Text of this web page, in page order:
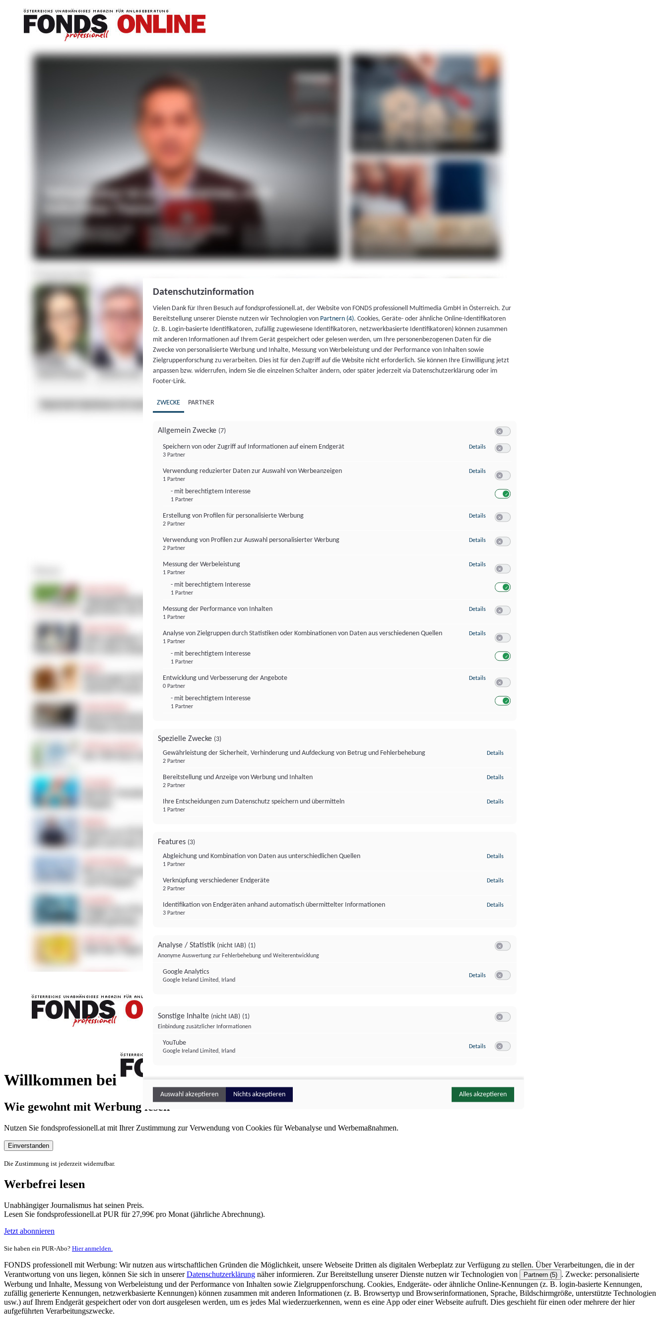
Willkommen bei
FONDS professionell
Wie gewohnt mit Werbung lesen
Nutzen Sie fondsprofessionell.at mit Ihrer Zustimmung zur Verwendung von Cookies für Webanalyse und Werbemaßnahmen.
Einverstanden
Die Zustimmung ist jederzeit widerrufbar.
Werbefrei lesen
Unabhängiger Journalismus hat seinen Preis.
Lesen Sie fondsprofessionell.at PUR für 27,99€ pro Monat (jährliche Abrechnung).
Jetzt abonnieren
Sie haben ein PUR-Abo? Hier anmelden.
FONDS professionell mit Werbung: Wir nutzen aus wirtschaftlichen Gründen die Möglichkeit, unsere Webseite Dritten als digitalen Werbeplatz zur Verfügung zu stellen. Über Verarbeitungen, die in der
Verantwortung von uns liegen, können Sie sich in unsererDatenschutzerklärung näher informieren. Zur Bereitstellung unserer Dienste nutzen wir Technologien von Partnern (5) . Zwecke: personalisierte
Werbung und Inhalte, Messung von Werbeleistung und der Performance von Inhalten sowie Zielgruppenforschung. Cookies, Endgeräte- oder ähnliche Online-Kennungen (z. B. login-basierte Kennungen,
zufällig generierte Kennungen, netzwerkbasierte Kennungen) können zusammen mit anderen Informationen (z. B. Browsertyp und Browserinformationen, Sprache, Bildschirmgröße, unterstützte Technologien
usw.) auf Ihrem Endgerät gespeichert oder von dort ausgelesen werden, um es jedes Mal wiederzuerkennen, wenn es eine App oder einer Webseite aufruft. Dies geschieht für einen oder mehrere der hier
aufgeführten Verarbeitungszwecke.
Datenschutzinformation
Vielen Dank für Ihren Besuch auf fondsprofessionell.at, der Website von FONDS professionell Multimedia GmbH in Österreich. Zur
Bereitstellung unserer Dienste nutzen wir Technologien von Partnern (4). Cookies, Geräte- oder ähnliche Online-Identifikatoren
(z. B. Login-basierte Identifikatoren, zufällig zugewiesene Identifikatoren, netzwerkbasierte Identifikatoren) können zusammen
mit anderen Informationen auf Ihrem Gerät gespeichert oder gelesen werden, um Ihre personenbezogenen Daten für die
Zwecke von personalisierte Werbung und Inhalte, Messung von Werbeleistung und der Performance von Inhalten sowie
Zielgruppenforschung zu verarbeiten. Dies ist für den Zugriff auf die Website nicht erforderlich. Sie können Ihre Einwilligung jetzt
anpassen bzw. widerrufen, indem Sie die einzelnen Schalter ändern, oder später jederzeit via Datenschutzerklärung oder im
Footer-Link.
ZWECKE PARTNER
Allgemein Zwecke (7)
Speichern von oder Zugriff auf Informationen auf einem Endgerät
3 Partner
Details zu Speichern von oder Zugriff auf Informationen auf einem Endgerät
Verwendung reduzierter Daten zur Auswahl von Werbeanzeigen
1 Partner
- mit berechtigtem Interesse
1 Partner
Details zu Verwendung reduzierter Daten zur Auswahl von Werbeanzeigen
Erstellung von Profilen für personalisierte Werbung
2 Partner
Details zu Erstellung von Profilen für personalisierte Werbung
Verwendung von Profilen zur Auswahl personalisierter Werbung
2 Partner
Details zu Verwendung von Profilen zur Auswahl personalisierter Werbung
Messung der Werbeleistung
1 Partner
- mit berechtigtem Interesse
1 Partner
Details zu Messung der Werbeleistung
Messung der Performance von Inhalten
1 Partner
Details zu Messung der Performance von Inhalten
Analyse von Zielgruppen durch Statistiken oder Kombinationen von Daten aus verschiedenen Quellen
1 Partner
- mit berechtigtem Interesse
1 Partner
Details zu Analyse von Zielgruppen durch Statistiken oder Kombinationen von
Entwicklung und Verbesserung der Angebote
0 Partner
- mit berechtigtem Interesse
1 Partner
Details zu Entwicklung und Verbesserung der Angebote
Spezielle Zwecke (3)
Gewährleistung der Sicherheit, Verhinderung und Aufdeckung von Betrug und Fehlerbehebung
2 Partner
Details
Bereitstellung und Anzeige von Werbung und Inhalten
2 Partner
Details
Ihre Entscheidungen zum Datenschutz speichern und übermitteln
1 Partner
Details
Features (3)
Abgleichung und Kombination von Daten aus unterschiedlichen Quellen
1 Partner
Details
Verknüpfung verschiedener Endgeräte
2 Partner
Details
Identifikation von Endgeräten anhand automatisch übermittelter Informationen
3 Partner
Details
Analyse / Statistik (nicht IAB) (1)
Anonyme Auswertung zur Fehlerbehebung und Weiterentwicklung
Google Analytics
Google Ireland Limited, Irland
Details zu Google Analytics
Sonstige Inhalte (nicht IAB) (1)
Einbindung zusätzlicher Informationen
YouTube
Google Ireland Limited, Irland
Details zu YouTube
Auswahl akzeptieren Nichts akzeptieren Alles akzeptieren